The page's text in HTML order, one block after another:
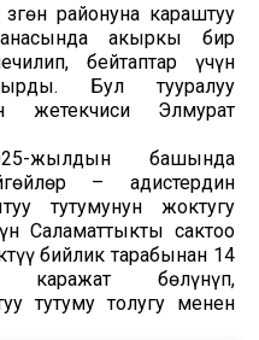
Өзгөн районуна караштуу
акыркы бир
бейтаптар үчүн
Бул тууралуу
жетекчиси Элмурат
жылдын башында
– адистердин
тутумунун жоктугу
Саламаттыкты сактоо
бийлик тарабынан 14
бөлүнүп,
тутуму толугу менен